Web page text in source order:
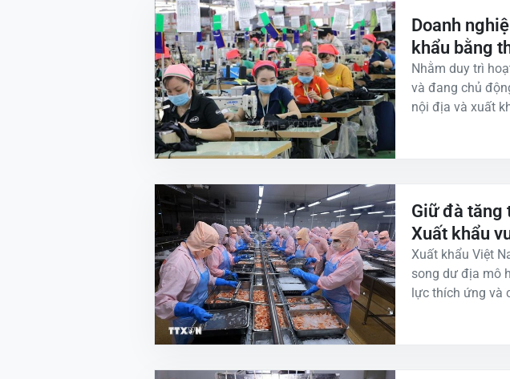
Doanh
khẩu bằng
Nhằm duy trì
và đang chủ
nội địa và xuất
Giữ đà tăng
Xuất khẩu
Xuất khẩu Việt
song dư địa mô
lực thích ứng và